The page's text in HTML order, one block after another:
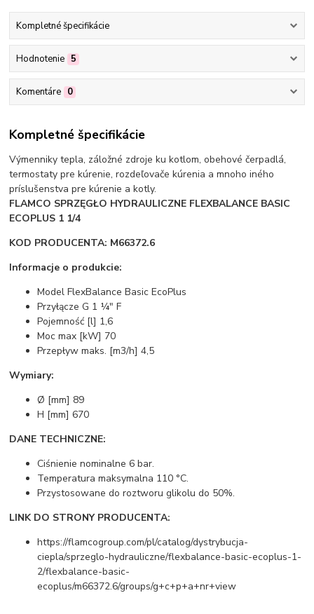
Kompletné špecifikácie
Hodnotenie 5
Komentáre 0
Kompletné špecifikácie
Výmenniky tepla, záložné zdroje ku kotlom, obehové čerpadlá,
termostaty pre kúrenie, rozdeľovače kúrenia a mnoho iného
príslušenstva pre kúrenie a kotly.
FLAMCO SPRZĘGŁO HYDRAULICZNE FLEXBALANCE BASIC
ECOPLUS 1 1/4
KOD PRODUCENTA: M66372.6
Informacje o produkcie:
Model FlexBalance Basic EcoPlus
Przyłącze G 1 ¼" F
Pojemność [l] 1,6
Moc max [kW] 70
Przepływ maks. [m3/h] 4,5
Wymiary:
Ø [mm] 89
H [mm] 670
DANE TECHNICZNE:
Ciśnienie nominalne 6 bar.
Temperatura maksymalna 110 °C.
Przystosowane do roztworu glikolu do 50%.
LINK DO STRONY PRODUCENTA:
https://flamcogroup.com/pl/catalog/dystrybucja-
ciepla/sprzeglo-hydrauliczne/flexbalance-basic-ecoplus-1-
2/flexbalance-basic-
ecoplus/m66372.6/groups/g+c+p+a+nr+view